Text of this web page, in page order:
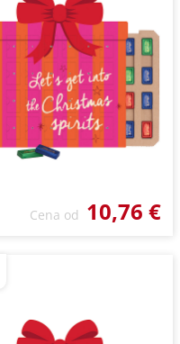
Cena od 10,76 €